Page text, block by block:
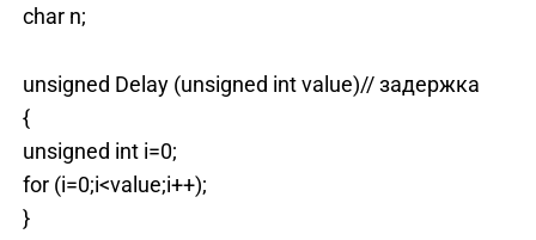
char n;
unsigned Delay (unsigned int value)// задержка
{
unsigned int i=0;
for (i=0;i<value;i++);
}